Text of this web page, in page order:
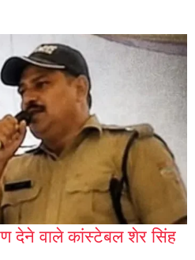
देने वाले कांस्टेबल शेर सिंह